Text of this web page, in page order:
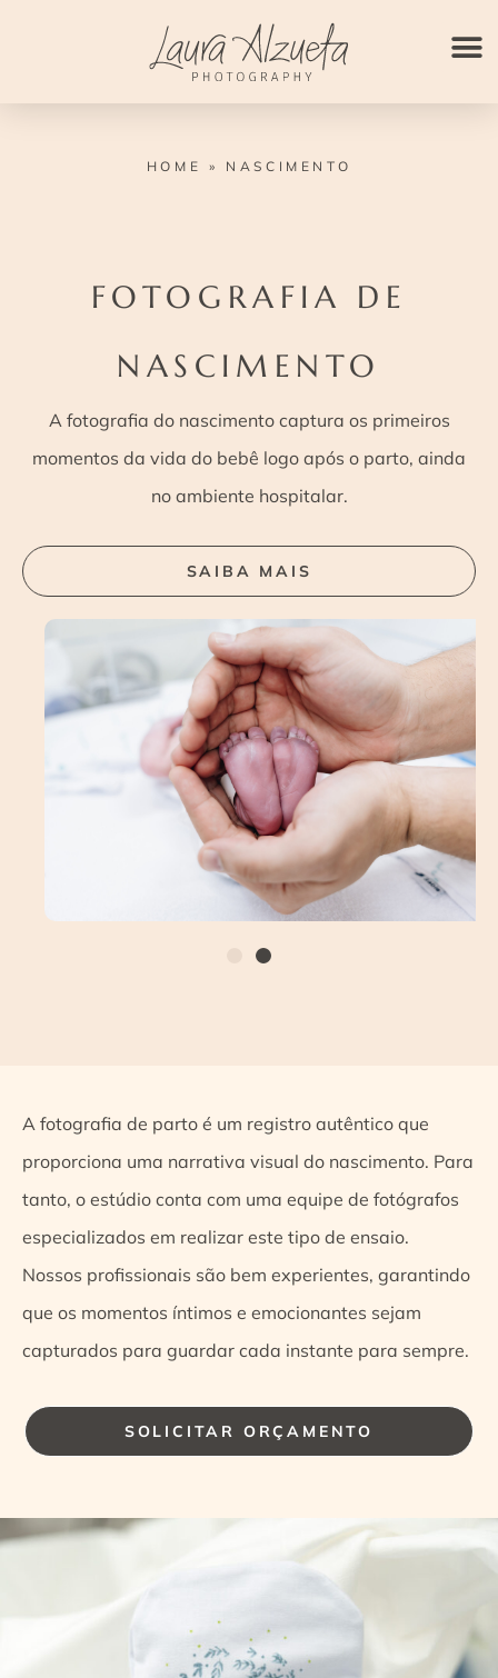
HOME » NASCIMENTO
FOTOGRAFIA DE
NASCIMENTO
A fotografia do nascimento captura os primeiros
momentos da vida do bebê logo após o parto, ainda
no ambiente hospitalar.
SAIBA MAIS
A fotografia de parto é um registro autêntico que
proporciona uma narrativa visual do nascimento. Para
tanto, o estúdio conta com uma equipe de fotógrafos
especializados em realizar este tipo de ensaio.
Nossos profissionais são bem experientes, garantindo
que os momentos íntimos e emocionantes sejam
capturados para guardar cada instante para sempre.
SOLICITAR ORÇAMENTO